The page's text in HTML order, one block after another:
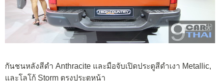
กันชนหลังสีดำ Anthracite และมือจับเปิดประตูสีดำเงา Metallic,
และโลโก้ Storm ตรงประตูหน้า